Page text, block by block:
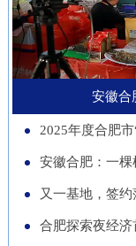
安徽合
2025年度合肥
安徽合肥：一棵
又一基地，签约
合肥探索夜经